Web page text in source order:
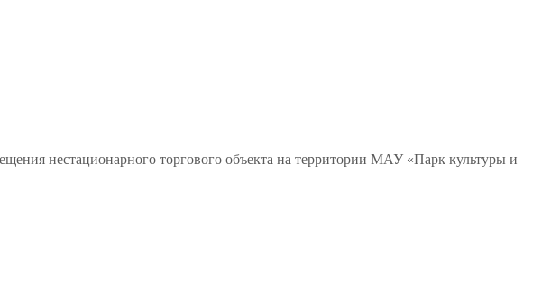
нестационарного торгового объекта на территории МАУ «Парк культуры и